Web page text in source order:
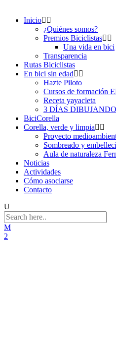
Inicio
¿Quiénes somos?
Premios Biciclistas
Una vida en bici
Transparencia
Rutas Biciclistas
En bici sin edad
Hazte Piloto
Cursos de formación
Receta yayacleta
3 DÍAS
BiciCorella
Corella, verde y limpia
Proyecto
Sombreado y
Aula de naturaleza
Noticias
Actividades
Cómo asociarse
Contacto